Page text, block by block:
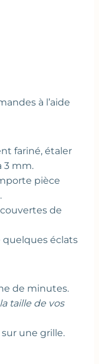
à l’aide
fariné, étaler
3 mm.
pièce
de
quelques éclats
de minutes.
taille de vos
une grille.